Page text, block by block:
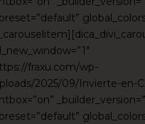
fraxu.com/wp-
2025/09/Invierte-en-